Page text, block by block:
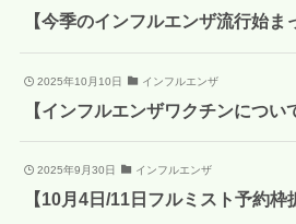
【今季のインフルエンザ流行始ま
2025年10月10日 インフルエンザ
【インフルエンザワクチンについ
2025年9月30日 インフルエンザ
【10月4日/11日フルミスト予約枠